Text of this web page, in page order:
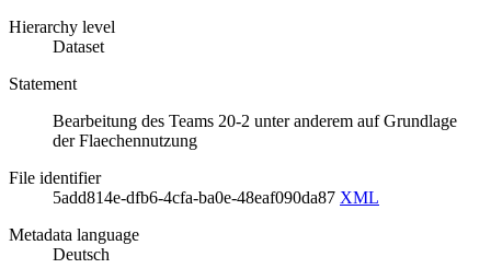
Hierarchy level
Dataset
Statement
Bearbeitung des Teams 20-2 unter anderem auf Grundlage
der Flaechennutzung
File identifier
5add814e-dfb6-4cfa-ba0e-48eaf090da87 XML
Metadata language
Deutsch